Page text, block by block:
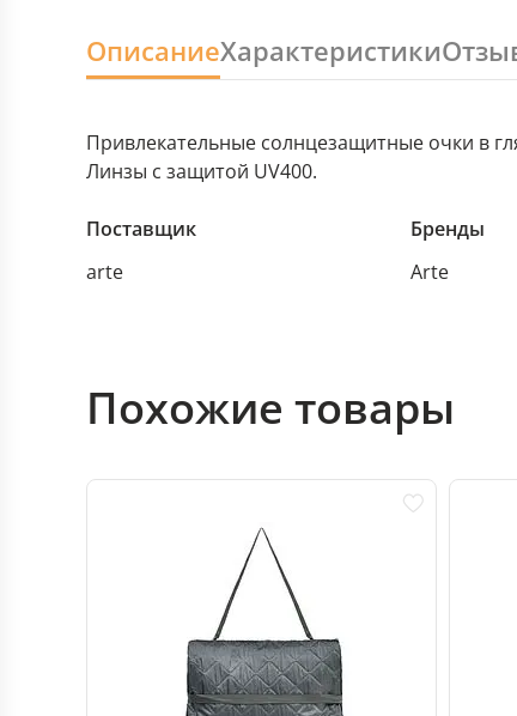
ОписаниеХарактеристики
Привлекательные солнцезащитные очки в
Линзы с защитой UV400.
Поставщик
arte
Бренды
Arte
Похожие товары